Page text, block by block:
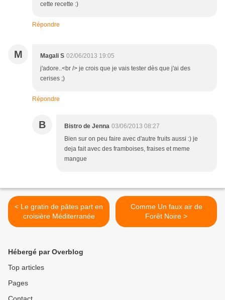
cette recette :)
Répondre
M Magali S 02/06/2013 19:05
j'adore..<br /> je crois que je vais tester dès que j'ai des
cerises ;)
Répondre
B Bistro de Jenna 03/06/2013 08:27
Bien sur on peu faire avec d'autre fruits aussi :) je
deja fait avec des framboises, fraises et meme
mangue
< Le gratin de pâtes part en
croisière Méditerranée
Comme Un faux air de
Forêt Noire >
Hébergé par Overblog
Top articles
Pages